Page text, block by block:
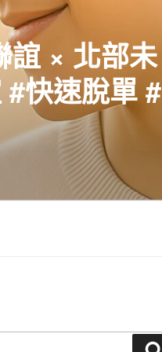
誼 × 北部未
快速脫單 #